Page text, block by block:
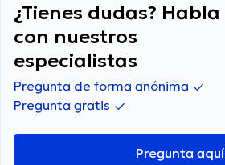
¿Tienes dudas? Habla
con nuestros
especialistas
Pregunta de forma anónima
Pregunta gratis
Pregunta aquí